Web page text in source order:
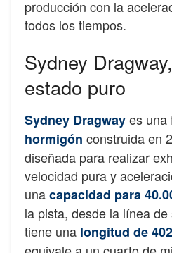
producción con la
todos los tiempos.
Sydney
estado puro
Sydney Dragwayes una
hormigón construida en
diseñada para realizar
velocidad pura y
unacapacidad para
la pista, desde la línea
tiene una longitud de